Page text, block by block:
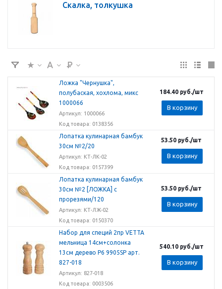
Скалка, толкушка
Ложка "Чернушка",
полубаская, хохлома, микс
1000066
Артикул: 1000066
Код товара: 0138356
184.40руб./шт
В корзину
Лопатка кулинарная бамбук
30см №2/20
Артикул: КТ-ЛК-02
Код товара: 0157399
53.50 руб./шт
В корзину
Лопатка кулинарная бамбук
30см №2 [ЛОЖКА] с
прорезями/120
Артикул: КТ-ЛЖ-02
Код товара: 0150370
53.50 руб./шт
В корзину
Набор для специй 2пр VETTA
мельница 14см+солонка
13см дерево Р6 9905SP арт.
827-018
Артикул: 827-018
Код товара: 0003506
540.10руб./шт
В корзину